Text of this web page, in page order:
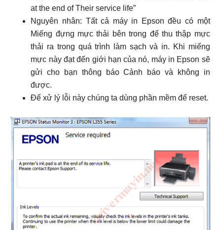
at the end of Their service life”
Nguyên nhân: Tất cả máy in Epson đều có một
Miếng đựng mực thải bên trong để thu thập mực
thải ra trong quá trình làm sạch và in. Khi miếng
mực này đạt đến giới hạn của nó, máy in Epson sẽ
gửi cho bạn thông báo Cảnh báo và không in
được.
Để xử lý lỗi này chúng ta dùng phần mềm để reset.